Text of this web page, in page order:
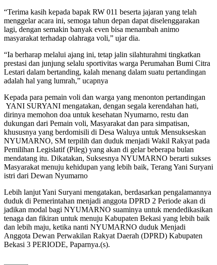
“Terima kasih kepada bapak RW 011 beserta jajaran yang telah
menggelar acara ini, semoga tahun depan dapat diselenggarakan
lagi, dengan semakin banyak even bisa menambah animo
masyarakat terhadap olahraga voli,” ujar dia.
“Ia berharap melalui ajang ini, tetap jalin silahturahmi tingkatkan
prestasi dan junjung selalu sportivitas warga Perumahan Bumi Citra
Lestari dalam bertanding, kalah menang dalam suatu pertandingan
adalah hal yang lumrah,” ucapnya
Kepada para pemain voli dan warga yang menonton pertandingan
YANI SURYANI mengatakan, dengan segala kerendahan hati,
dirinya memohon doa untuk kesehatan Nyumarno, restu dan
dukungan dari Pemain voli, Masyarakat dan para simpatisan,
khususnya yang berdomisili di Desa Waluya untuk Mensukseskan
NYUMARNO, SM terpilih dan duduk menjadi Wakil Rakyat pada
Pemilihan Legislatif (Pileg) yang akan di gelar beberapa bulan
mendatang itu. Dikatakan, Suksesnya NYUMARNO berarti sukses
Masyarakat menuju kehidupan yang lebih baik, Terang Yani Suryani
istri dari Dewan Nyumarno
Lebih lanjut Yani Suryani mengatakan, berdasarkan pengalamannya
duduk di Pemerintahan menjadi anggota DPRD 2 Periode akan di
jadikan modal bagi NYUMARNO suaminya untuk mendedikasikan
tenaga dan fikiran untuk menuju Kabupaten Bekasi yang lebih baik
dan lebih maju, ketika nanti NYUMARNO duduk Menjadi
Anggota Dewan Perwakilan Rakyat Daerah (DPRD) Kabupaten
Bekasi 3 PERIODE, Paparnya.(s).